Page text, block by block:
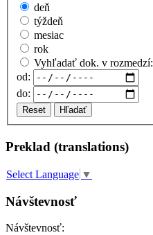
deň
týždeň
mesiac
rok
Vyhľadať dok. v rozmedzí:
od:
do:
Reset Hľadať
Preklad (translations)
Select Language ▼
Návštevnosť
Návštevnosť: